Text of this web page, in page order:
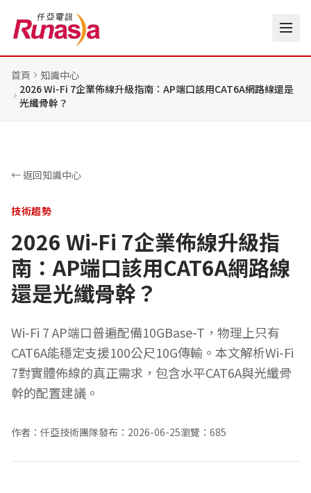
首頁
知識中心
2026 Wi-Fi 7企業佈線升級指南：AP端口該用CAT6A網路線還是
光纖骨幹？
← 返回知識中心
技術趨勢
2026 Wi-Fi 7企業佈線升級指
南：AP端口該用CAT6A網路線
還是光纖骨幹？
Wi-Fi 7 AP端口普遍配備10GBase-T，物理上只有
CAT6A能穩定支援100公尺10G傳輸。本文解析Wi-Fi
7對實體佈線的真正需求，包含水平CAT6A與光纖骨
幹的配置建議。
作者：仟亞技術團隊發布：2026-06-25瀏覽：685